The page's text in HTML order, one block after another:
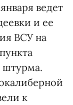
ведет
и ее
ВСУ на
штурма.
к